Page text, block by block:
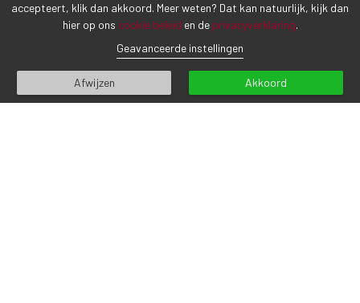
accepteert, klik dan akkoord. Meer weten? Dat kan natuurlijk, kijk dan
hier op ons cookie beleid en de privacyverklaring.
Geavanceerde instellingen
Afwijzen Akkoord